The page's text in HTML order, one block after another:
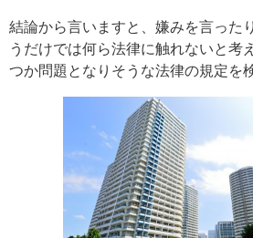
結論から言いますと、嫌みを言った
うだけでは何ら法律に触れないと考
つか問題となりそうな法律の規定を